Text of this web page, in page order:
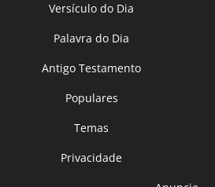
Versículo do Dia
Palavra do Dia
Antigo Testamento
Populares
Temas
Privacidade